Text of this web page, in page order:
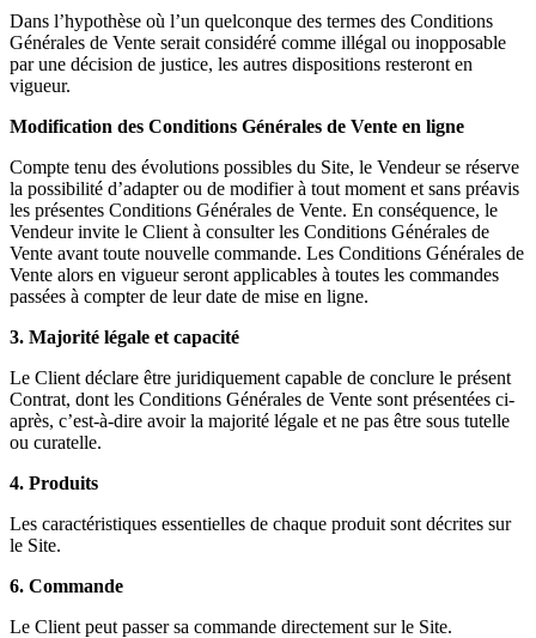
Dans l’hypothèse où l’un quelconque des termes des Conditions
Générales de Vente serait considéré comme illégal ou inopposable
par une décision de justice, les autres dispositions resteront en
vigueur.
Modification des Conditions Générales de Vente en ligne
Compte tenu des évolutions possibles du Site, le Vendeur se réserve
la possibilité d’adapter ou de modifier à tout moment et sans préavis
les présentes Conditions Générales de Vente. En conséquence, le
Vendeur invite le Client à consulter les Conditions Générales de
Vente avant toute nouvelle commande. Les Conditions Générales de
Vente alors en vigueur seront applicables à toutes les commandes
passées à compter de leur date de mise en ligne.
3. Majorité légale et capacité
Le Client déclare être juridiquement capable de conclure le présent
Contrat, dont les Conditions Générales de Vente sont présentées ci-
après, c’est-à-dire avoir la majorité légale et ne pas être sous tutelle
ou curatelle.
4. Produits
Les caractéristiques essentielles de chaque produit sont décrites sur
le Site.
6. Commande
Le Client peut passer sa commande directement sur le Site.